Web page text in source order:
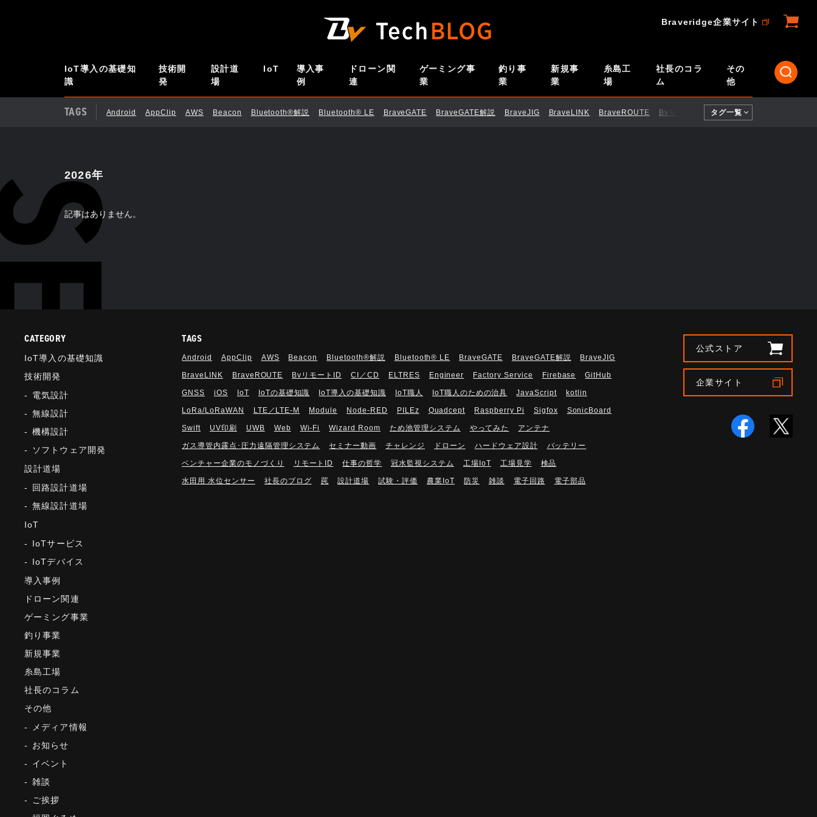
IoT導入の基礎知
識
技術開
発
設計道
場
IoT
導入事
例
ドローン関
連
ゲーミング事
業
釣り事
業
新規事
業
糸島工
場
社長のコラ
ム
その
他
TAGS Android AppClip AWS Beacon Bluetooth®解説 Bluetooth®︎ LE BraveGATE BraveGATE解説 BraveJIG BraveLINK BraveROUTE BvリモートID CI／CD
タグ一覧
Braveridge企業サイト
2026年
記事はありません。
CATEGORY
IoT導入の基礎知識
技術開発
電気設計
無線設計
機構設計
ソフトウェア開発
設計道場
回路設計道場
無線設計道場
IoT
IoTサービス
IoTデバイス
導入事例
ドローン関連
ゲーミング事業
釣り事業
新規事業
糸島工場
社長のコラム
その他
メディア情報
お知らせ
イベント
雑談
ご挨拶
TAGS
Android AppClip AWS Beacon Bluetooth®解説 Bluetooth®︎ LE BraveGATE BraveGATE解説 BraveJIG
BraveLINK BraveROUTE BvリモートID CI／CD ELTRES Engineer Factory Service Firebase GitHub
GNSS iOS IoT IoTの基礎知識 IoT導入の基礎知識 IoT職人 IoT職人のための治具 JavaScript kotlin
LoRa/LoRaWAN LTE／LTE-M Module Node-RED PILEz Quadcept Raspberry Pi Sigfox SonicBoard
Swift UV印刷 UWB Web Wi-Fi Wizard Room ため池管理システム やってみた アンテナ
ガス導管内露点･圧力遠隔管理システム セミナー動画 チャレンジ ドローン ハードウェア設計 バッテリー
ベンチャー企業のモノづくり リモートID 仕事の哲学 冠水監視システム 工場IoT 工場見学 検品
水田用 水位センサー 社長のブログ 罠 設計道場 試験・評価 農業IoT 防災 雑談 電子回路 電子部品
公式ストア
企業サイト